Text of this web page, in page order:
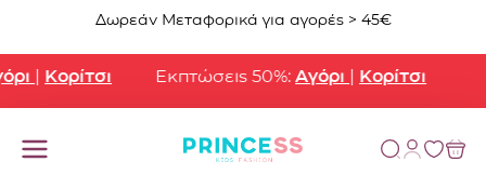
Μετάβαση στο περιεχόμενο
Δωρεάν Μεταφορικά για αγορές > 45€
|Κορίτσι Εκπτώσεις 50%:Αγόρι|Κορίτσι